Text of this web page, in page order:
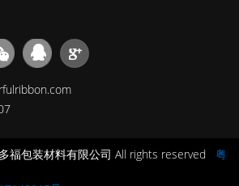
福包装材料有限公司 All rights reserved 粤